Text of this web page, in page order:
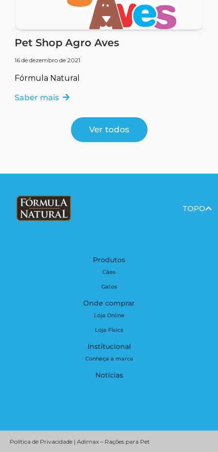
Pet Shop Agro Aves
16 de dezembro de 2021
Fórmula Natural
Saber mais
Ver todos
TOPO
Produtos
Cães
Gatos
Onde comprar
Loja Online
Loja Física
Institucional
Conheça a marca
Notícias
Política de Privacidade | Adimax – Rações para Pet